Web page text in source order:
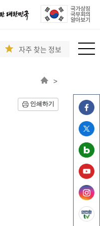
자주 찾는 정보
>
인쇄하기